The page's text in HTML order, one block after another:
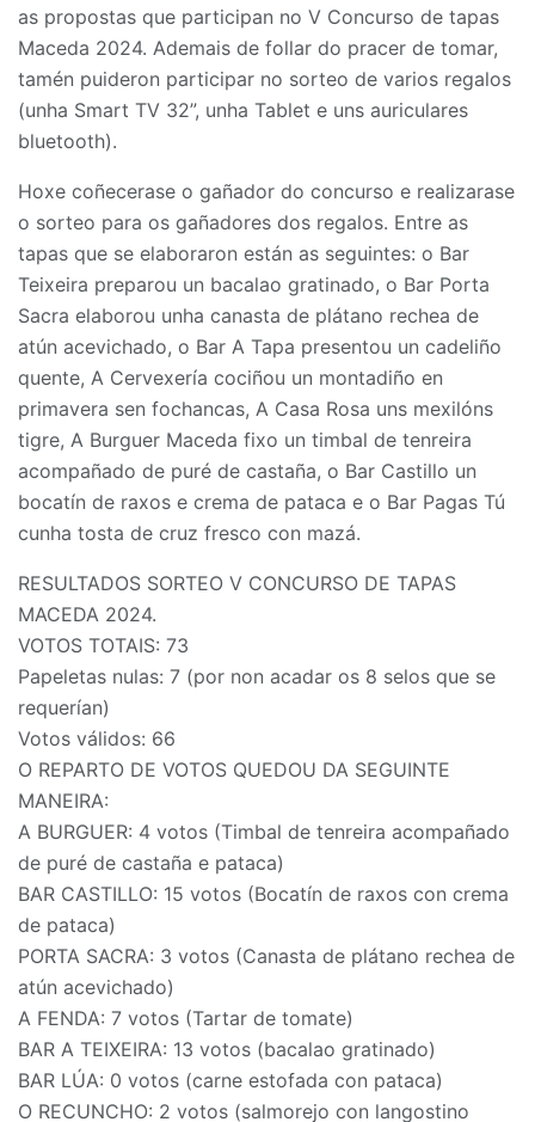
as propostas que participan no V Concurso de tapas
Maceda 2024. Ademais de follar do pracer de tomar,
tamén puideron participar no sorteo de varios regalos
(unha Smart TV 32”, unha Tablet e uns auriculares
bluetooth).
Hoxe coñecerase o gañador do concurso e realizarase
o sorteo para os gañadores dos regalos. Entre as
tapas que se elaboraron están as seguintes: o Bar
Teixeira preparou un bacalao gratinado, o Bar Porta
Sacra elaborou unha canasta de plátano rechea de
atún acevichado, o Bar A Tapa presentou un cadeliño
quente, A Cervexería cociñou un montadiño en
primavera sen fochancas, A Casa Rosa uns mexilóns
tigre, A Burguer Maceda fixo un timbal de tenreira
acompañado de puré de castaña, o Bar Castillo un
bocatín de raxos e crema de pataca e o Bar Pagas Tú
cunha tosta de cruz fresco con mazá.
RESULTADOS SORTEO V CONCURSO DE TAPAS
MACEDA 2024.
VOTOS TOTAIS: 73
Papeletas nulas: 7 (por non acadar os 8 selos que se
requerían)
Votos válidos: 66
O REPARTO DE VOTOS QUEDOU DA SEGUINTE
MANEIRA:
A BURGUER: 4 votos (Timbal de tenreira acompañado
de puré de castaña e pataca)
BAR CASTILLO: 15 votos (Bocatín de raxos con crema
de pataca)
PORTA SACRA: 3 votos (Canasta de plátano rechea de
atún acevichado)
A FENDA: 7 votos (Tartar de tomate)
BAR A TEIXEIRA: 13 votos (bacalao gratinado)
BAR LÚA: 0 votos (carne estofada con pataca)
O RECUNCHO: 2 votos (salmorejo con langostino